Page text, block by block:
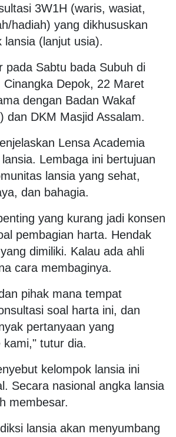
3W1H (waris, wasiat,
hadiah) yang dikhususkan
lansia (lanjut usia).
pada Sabtu bada Subuh di
Cinangka Depok, 22 Maret
dengan Badan Wakaf
dan DKM Masjid Assalam.
Lensa Academia
Lembaga ini bertujuan
lansia yang sehat,
dan bahagia.
yang kurang jadi konsen
pembagian harta. Hendak
dimiliki. Kalau ada ahli
cara membaginya.
pihak mana tempat
soal harta ini, dan
pertanyaan yang
kami," tutur dia.
kelompok lansia ini
Secara nasional angka lansia
membesar.
lansia akan menyumbang